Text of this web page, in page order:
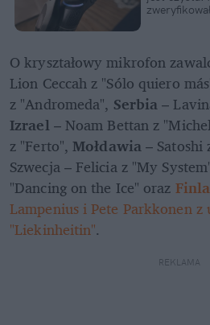
O kryształowy mikrofon
Lion Ceccah z "Sólo quiero
z "Andromeda", Serbia
Izrael – Noam Bettan z
z "Ferto", Mołdawia – Satoshi
Szwecja – Felicia z "My
"Dancing on the Ice" oraz
Lampenius i Pete Parkkonen
"Liekinheitin".
REKLAMA